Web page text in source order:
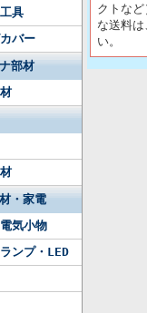
具
バー
部材
・家電
気小物
ンプ・LED
クトな
な送料
い。